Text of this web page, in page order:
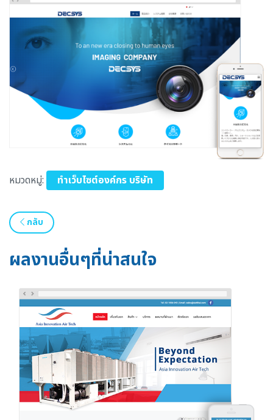
หมวดหมู่: ทำเว็บไซต์องค์กร บริษัท
กลับ
ผลงานอื่นๆที่น่าสนใจ